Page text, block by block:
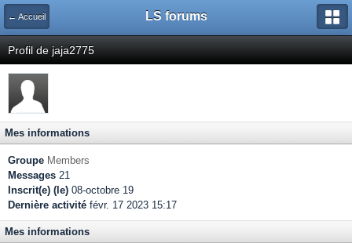
← Accueil LS forums
Profil de jaja2775
Mes informations
Groupe Members
Messages 21
Inscrit(e) (le) 08-octobre 19
Dernière activité févr. 17 2023 15:17
Mes informations